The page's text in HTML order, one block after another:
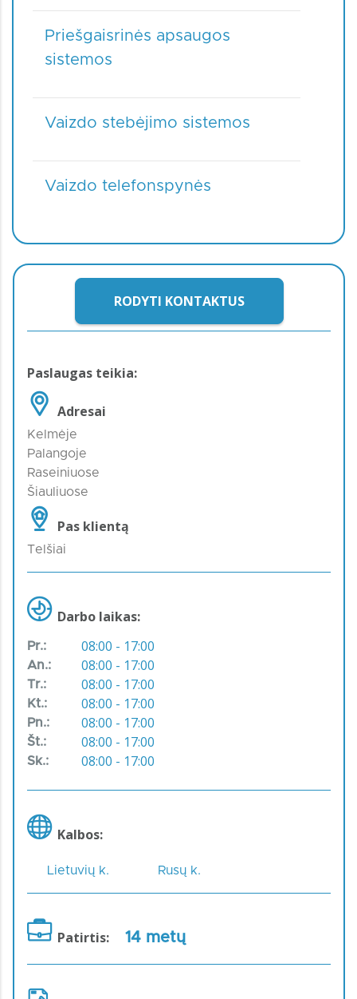
Priešgaisrinės apsaugos
sistemos
Vaizdo stebėjimo sistemos
Vaizdo telefonspynės
RODYTI KONTAKTUS
Paslaugas teikia:
Adresai
Kelmėje
Palangoje
Raseiniuose
Šiauliuose
Pas klientą
Telšiai
Darbo laikas:
Pr.: 08:00 - 17:00
An.: 08:00 - 17:00
Tr.: 08:00 - 17:00
Kt.: 08:00 - 17:00
Pn.: 08:00 - 17:00
Št.: 08:00 - 17:00
Sk.: 08:00 - 17:00
Kalbos:
Lietuvių k. Rusų k.
Patirtis: 14 metų